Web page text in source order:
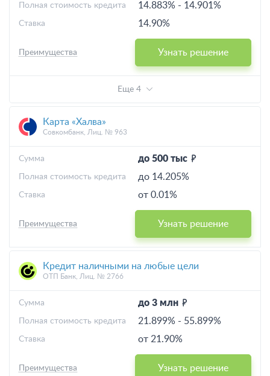
14.883% - 14.901%
Полная стоимость кредита
14.90%
Ставка
Узнать решение
Преимущества
Еще 4
Карта «Халва»
Совкомбанк, Лиц. № 963
до 500 тыс
Cумма
до 14.205%
Полная стоимость кредита
от 0.01%
Ставка
Узнать решение
Преимущества
Кредит наличными на любые цели
ОТП Банк, Лиц. № 2766
до 3 млн
Cумма
21.899% - 55.899%
Полная стоимость кредита
от 21.90%
Ставка
Узнать решение
Преимущества